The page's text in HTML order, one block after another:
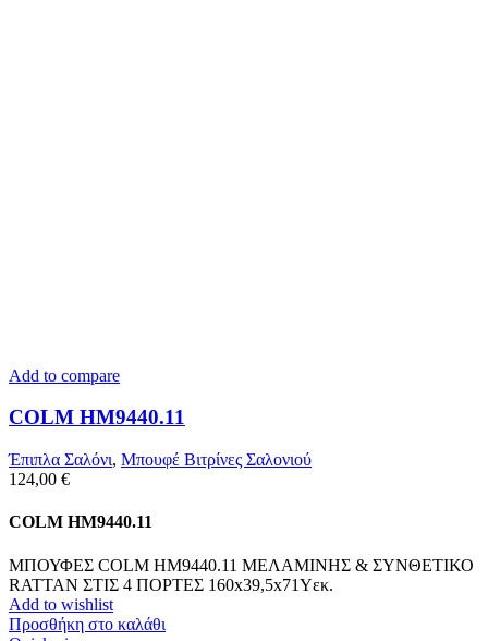
Add to compare
COLM HM9440.11
Έπιπλα Σαλόνι, Μπουφέ Βιτρίνες Σαλονιού
124,00 €
COLM HM9440.11
ΜΠΟΥΦΕΣ COLM HM9440.11 ΜΕΛΑΜΙΝΗΣ & ΣΥΝΘΕΤΙΚΟ
RATTAN ΣΤΙΣ 4 ΠΟΡΤΕΣ 160x39,5x71Yεκ.
Add to wishlist
Προσθήκη στο καλάθι